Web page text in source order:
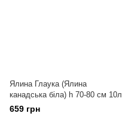
Ялина Глаука (Ялина
канадська біла) h 70-80 см 10л
659 грн